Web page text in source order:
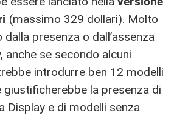
(massimo 329 dollari). Molto
presenza o dall’assenza
anche se secondo alcuni
introdurre ben 12 modelli
giustificherebbe la presenza di
Display e di modelli senza